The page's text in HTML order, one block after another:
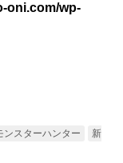
oni.com/wp-
ンスターハンター 新